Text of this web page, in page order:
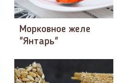
Морковное желе
"Янтарь"